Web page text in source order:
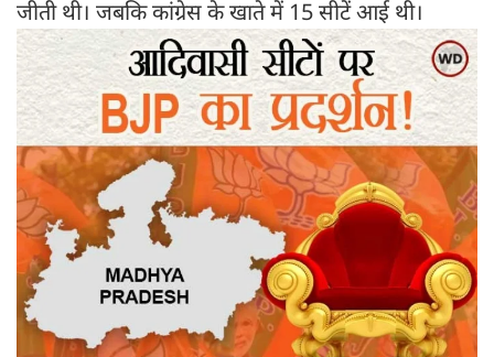
जीती थी। जबकि कांग्रेस के खाते में 15 सीटें आई थी।